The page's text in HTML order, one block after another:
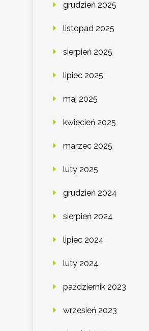
grudzień 2025
listopad 2025
sierpień 2025
lipiec 2025
maj 2025
kwiecień 2025
marzec 2025
luty 2025
grudzień 2024
sierpień 2024
lipiec 2024
luty 2024
październik 2023
wrzesień 2023